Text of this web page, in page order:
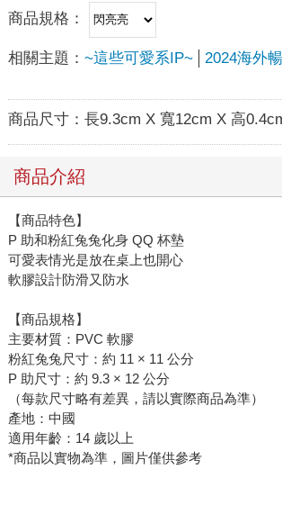
商品規格：
相關主題： ~這些可愛系IP~ 2024海外
商品尺寸： 長9.3cm X 寬12cm X 高
商品介紹
【商品特色】
P 助和粉紅兔兔化身 QQ 杯墊
可愛表情光是放在桌上也開心
軟膠設計防滑又防水
【商品規格】
主要材質：PVC 軟膠
粉紅兔兔尺寸：約 11 × 11 公分
P 助尺寸：約 9.3 × 12 公分
（每款尺寸略有差異，請以實際商品為準）
產地：中國
適用年齡：14 歲以上
*商品以實物為準，圖片僅供參考